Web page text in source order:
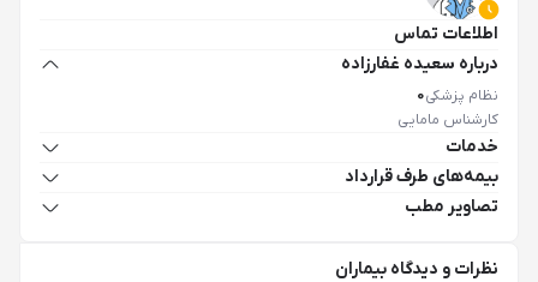
اطلاعات تماس
درباره سعیده غفارزاده
نظام پزشکی0
کارشناس مامایی
خدمات
بیمه‌های طرف قرارداد
تصاویر مطب
نظرات و دیدگاه بیماران